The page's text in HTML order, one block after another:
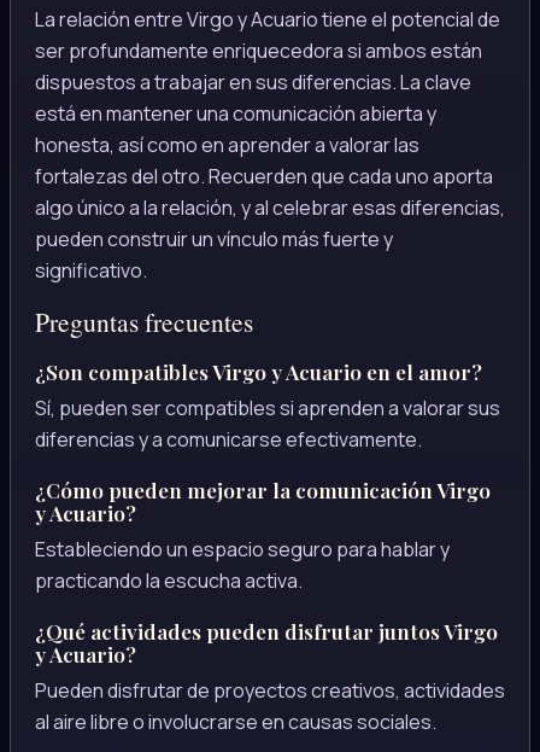
La relación entre Virgo y Acuario tiene el potencial de
ser profundamente enriquecedora si ambos están
dispuestos a trabajar en sus diferencias. La clave
está en mantener una comunicación abierta y
honesta, así como en aprender a valorar las
fortalezas del otro. Recuerden que cada uno aporta
algo único a la relación, y al celebrar esas diferencias,
pueden construir un vínculo más fuerte y
significativo.
Preguntas frecuentes
¿Son compatibles Virgo y Acuario en el amor?
Sí, pueden ser compatibles si aprenden a valorar sus
diferencias y a comunicarse efectivamente.
¿Cómo pueden mejorar la comunicación Virgo
y Acuario?
Estableciendo un espacio seguro para hablar y
practicando la escucha activa.
¿Qué actividades pueden disfrutar juntos Virgo
y Acuario?
Pueden disfrutar de proyectos creativos, actividades
al aire libre o involucrarse en causas sociales.